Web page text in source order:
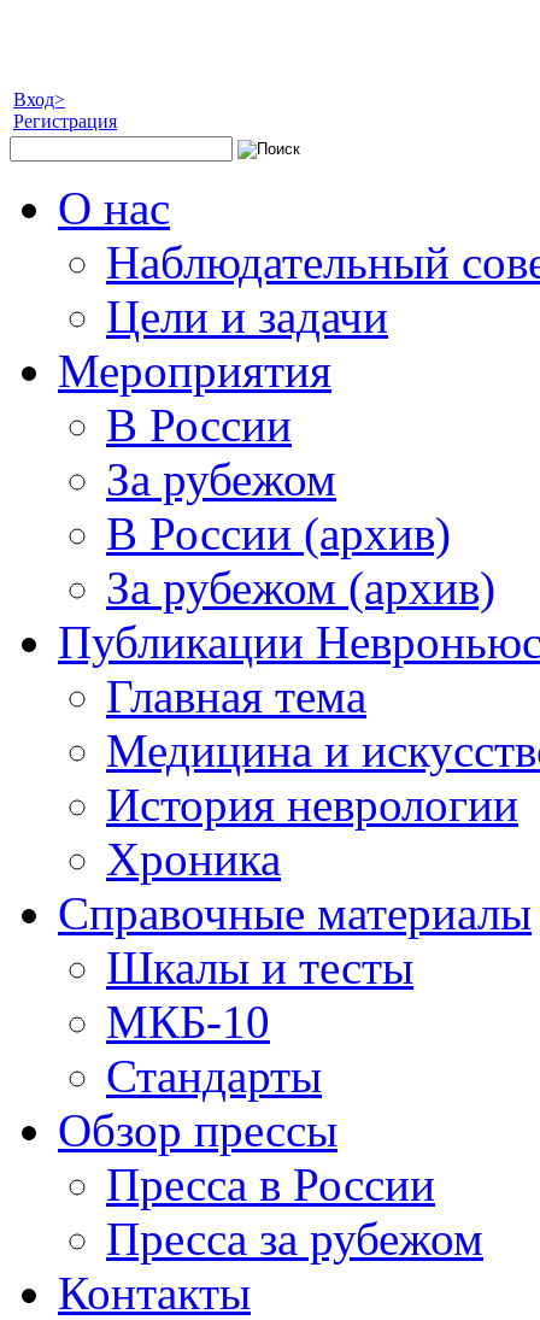
Вход>
Регистрация
О нас
Наблюдательный
Цели и задачи
Мероприятия
В России
За рубежом
В России (архив)
За рубежом (архив)
Публикации
Главная тема
Медицина и
История неврологии
Хроника
Справочные материалы
Шкалы и тесты
МКБ-10
Стандарты
Обзор прессы
Пресса в России
Пресса за рубежом
Контакты